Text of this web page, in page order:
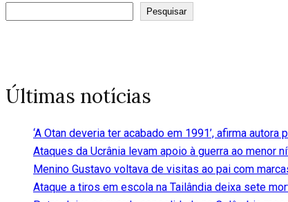
Pesquisar
Últimas notícias
‘A Otan deveria ter acabado em 1991’, afirma autora
Ataques da Ucrânia levam apoio à guerra ao menor
Menino Gustavo voltava de visitas ao pai com
Ataque a tiros em escola na Tailândia deixa sete